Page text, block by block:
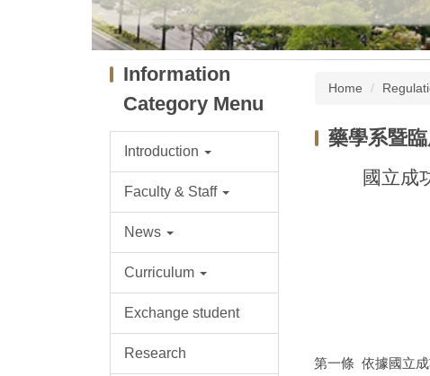
Information
Category Menu
Introduction
Faculty & Staff
News
Curriculum
Exchange student
Research
Home
藥學系暨
國立成
第一條依據國立